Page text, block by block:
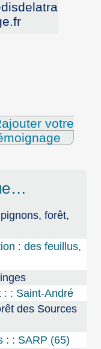
votre
forêt,
: des feuillus,
: : Saint-André
des Sources
: : SARP (65)